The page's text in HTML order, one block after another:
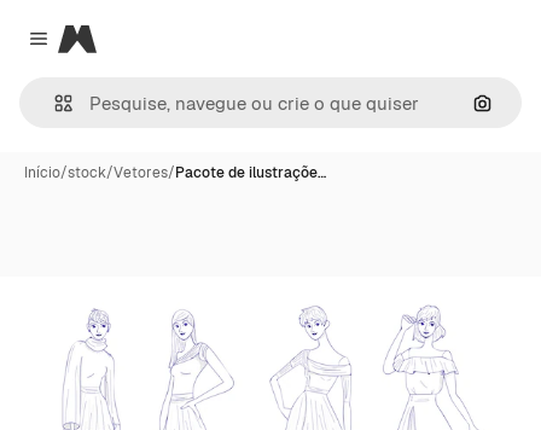
Close menu
Magnific
Início/stock/Vetores/Pacote de ilustraçõe…